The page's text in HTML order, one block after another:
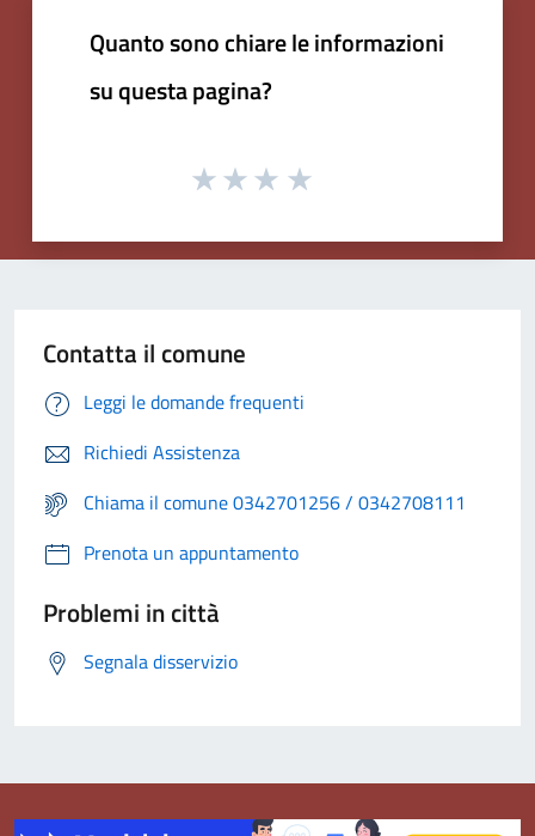
Quanto sono chiare le informazioni
su questa pagina?
Contatta il comune
Leggi le domande frequenti
Richiedi Assistenza
Chiama il comune 0342701256 / 0342708111
Prenota un appuntamento
Problemi in città
Segnala disservizio